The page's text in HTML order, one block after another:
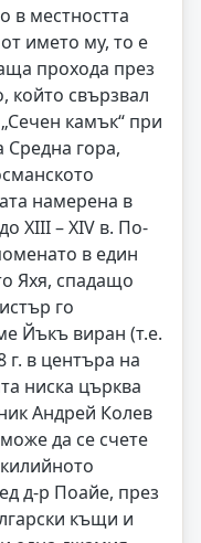
в местността
името му, то е
прохода през
който свързвал
камък“ при
гора,
намерена в
XIII – XIV в. По-
в един
Яхя, спадащо
го
Йъкъ виран (т.е.
г. в центъра на
ниска църква
Андрей Колев
да се счете
д-р Поайе, през
къщи и